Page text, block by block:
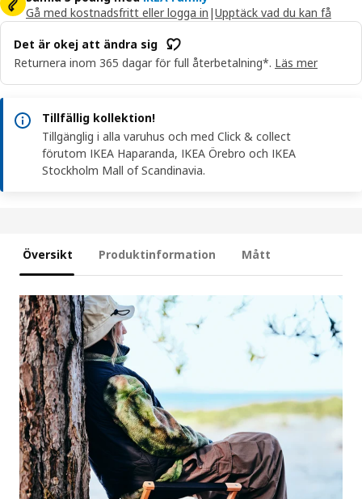
Gå med kostnadsfritt eller logga in |Upptäck vad du kan få
Det är okej att ändra sig
Returnera inom 365 dagar för full återbetalning*. Läs mer
Tillfällig kollektion!
Tillgänglig i alla varuhus och med Click & collect
förutom IKEA Haparanda, IKEA Örebro och IKEA
Stockholm Mall of Scandinavia.
Översikt Produktinformation Mått